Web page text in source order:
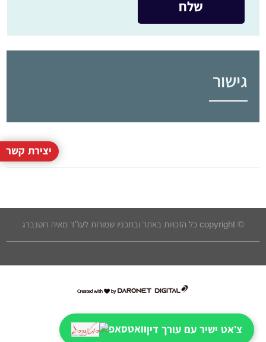
גישור
© copyright כל הזכויות באתר ובתכניו שמורות לעו"ד מאיה רוטנברג
דרונט
-
בניית
יצירת קשר
צ'אט ישיר עם עורך דין